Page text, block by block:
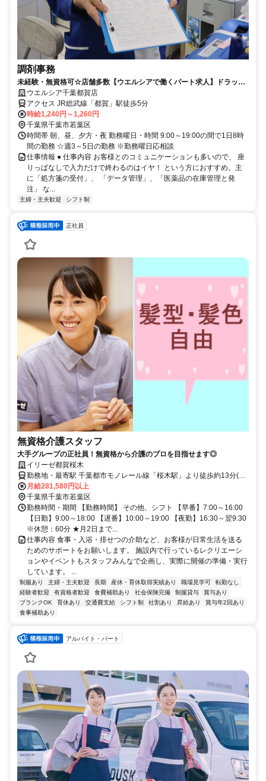
調剤事務
未経験・無資格可☆店舗多数【ウエルシアで働くパート求人】ドラッグ
ストアの調剤事務
ウエルシア千葉都賀店
アクセス JR総武線「都賀」駅徒歩5分
時給1,240円～1,260円
千葉県千葉市若葉区
時間帯 朝、昼、夕方・夜 勤務曜日・時間 9:00～19:00の間で1日8時
間の勤務 ☆週3～5日の勤務 ※勤務曜日応相談
仕事情報 ● 仕事内容 お客様とのコミュニケーションも多いので、 座
りっぱなしで入力だけで終わるのはイヤ！ という方におすすめ。主
に「処方箋の受付」、 「データ管理」、「医薬品の在庫管理と発
注」 な...
主婦・主夫歓迎 シフト制
正社員
無資格介護スタッフ
大手グループの正社員！無資格から介護のプロを目指せます◎
イリーゼ都賀桜木
勤務地・最寄駅 千葉都市モノレール線「桜木駅」より徒歩約13分(約
1.0kｍ) ※車通勤OK
月給281,580円以上
千葉県千葉市若葉区
勤務時間・期間 【勤務時間】 その他、シフト 【早番】7:00～16:00
【日勤】9:00～18:00 【遅番】10:00～19:00 【夜勤】16:30～翌9:30
※休憩：60分 ★月2日まで...
仕事内容 食事・入浴・排せつの介助など、お客様が日常生活を送る
ためのサポートをお願いします。 施設内で行っているレクリエーシ
ョンやイベントもスタッフみんなで企画し、実際に開催の準備・実行
しています。 ...
制服あり 主婦・主夫歓迎 長期 産休・育休取得実績あり 職場見学可
転勤なし
経験者歓迎
有資格者歓迎 食費補助あり 社会保険完備 制服貸与
賞与あり
ブランクOK
育休あり 交通費支給 シフト制 社割あり 昇給あり
賞与年2回あり
食事補助あり
アルバイト・パート